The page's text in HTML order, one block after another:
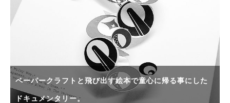
ペーパークラフトと飛び出す絵本で童心に帰る事にした
ドキュメンタリー。